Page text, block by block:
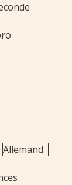
Allemand